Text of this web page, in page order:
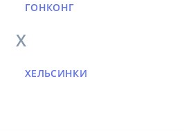
ГОНКОНГ
Х
ХЕЛЬСИНКИ